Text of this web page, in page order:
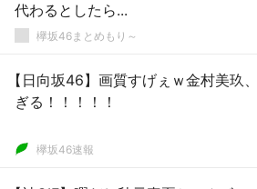
代わるとしたら...
欅坂46まとめもり～
【日向坂46】画質すげぇｗ金村美玖
ぎる！！！！！
欅坂46速報